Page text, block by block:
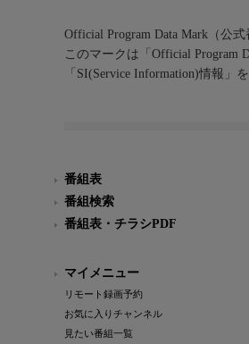
Official Program Data Mark（公式
このマークは「Official Program
「SI(Service Information)情報」
番組表
番組検索
番組表・チラシPDF
マイメニュー
リモート録画予約
お気に入りチャンネル
見たい番組一覧